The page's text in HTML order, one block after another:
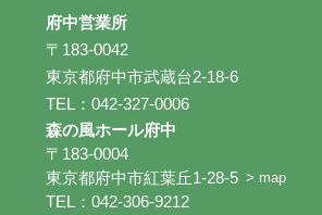
府中営業所
〒183-0042
東京都府中市武蔵台2-18-6
TEL：042-327-0006
森の風ホール府中
〒183-0004
東京都府中市紅葉丘1-28-5 > map
TEL：042-306-9212